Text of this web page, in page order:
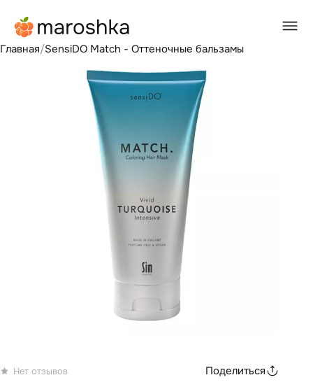
Главная/SensiDO Match - Оттеночные бальзамы
Нет отзывов Поделиться